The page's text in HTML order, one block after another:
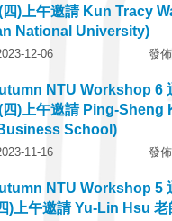
四)上午邀請 Kun Tracy
National University)
12-06 發
NTU Workshop 6
四)上午邀請 Ping-Sheng
School)
11-16 發
NTU Workshop 5
)上午邀請 Yu-Lin Hsu